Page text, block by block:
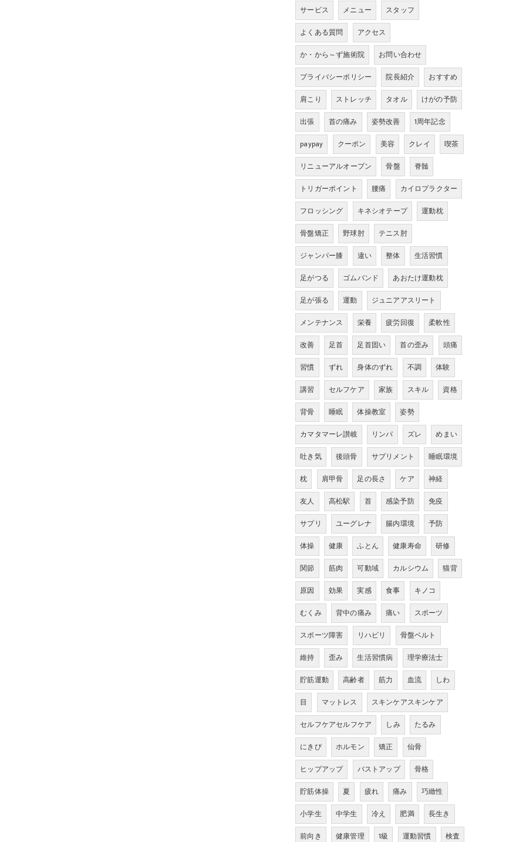
サービス
メニュー
スタッフ
よくある質問
アクセス
か・から～ず施術院
お問い合わせ
プライバシーポリシー
院長紹介
おすすめ
肩こり
ストレッチ タオル
けがの予防
出張
首の痛み 姿勢改善
1周年記念
paypay
クーポン 美容 クレイ
喫茶
リニューアルオープン
骨盤
脊髄
トリガーポイント
腰痛
カイロプラクター
フロッシング
キネシオテープ
運動枕
骨盤矯正
野球肘
テニス肘
ジャンパー膝
違い 整体
生活習慣
足がつる
ゴムバンド
あおたけ運動枕
足が張る
運動
ジュニアアスリート
メンテナンス
栄養 疲労回復
柔軟性
改善
足首 足首固い 首の歪み
頭痛
習慣
ずれ 身体のずれ 不調
体験
講習
セルフケア 家族 スキル
資格
背骨
睡眠 体操教室
姿勢
カマタマーレ讃岐
リンパ ズレ
めまい
吐き気
後頭骨 サプリメント
睡眠環境
枕
肩甲骨 足の長さ ケア
神経
友人
高松駅 首 感染予防
免疫
サプリ
ユーグレナ 腸内環境
予防
体操
健康 ふとん 健康寿命
研修
関節
筋肉 可動域 カルシウム
猫背
原因
効果 実感 食事
キノコ
むくみ
背中の痛み 痛い
スポーツ
スポーツ障害
リハビリ
骨盤ベルト
維持
歪み 生活習慣病
理学療法士
貯筋運動
高齢者 筋力 血流
しわ
目
マットレス
スキンケアスキンケア
セルフケアセルフケア
しみ
たるみ
にきび
ホルモン 矯正
仙骨
ヒップアップ
バストアップ
骨格
貯筋体操
夏 疲れ 痛み
巧緻性
小学生
中学生 冷え 肥満
長生き
前向き
健康管理 1級 運動習慣 検査